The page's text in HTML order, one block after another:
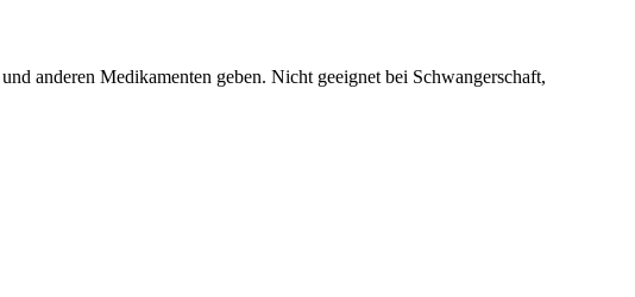
anderen Medikamenten geben. Nicht geeignet bei Schwangerschaft,